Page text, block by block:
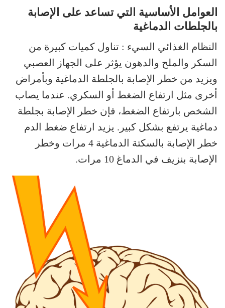
العوامل الأساسية التي تساعد على الإصابة
بالجلطات الدماغية
النظام الغذائي السيء : تناول كميات كبيرة من
السكر والملح والدهون يؤثر على الجهاز العصبي
ويزيد من خطر الإصابة بالجلطة الدماغية وبأمراض
أخرى مثل ارتفاع الضغط أو السكري. عندما يصاب
الشخص بارتفاع الضغط، فإن خطر الإصابة بجلطة
دماغية يرتفع بشكل كبير. يزيد ارتفاع ضغط الدم
خطر الإصابة بالسكتة الدماغية 4 مرات وخطر
الإصابة بنزيف في الدماغ 10 مرات.